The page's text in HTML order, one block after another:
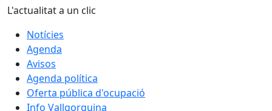
L'actualitat a un clic
Notícies
Agenda
Avisos
Agenda política
Oferta pública d'ocupació
Info Vallgorguina